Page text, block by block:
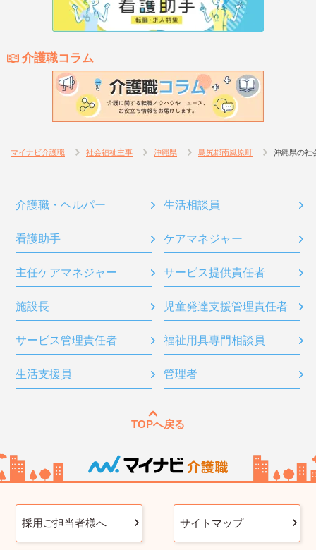
介護職コラム
マイナビ介護職 社会福祉主事 沖縄県 島尻郡南風原町 沖縄県の社
介護職・ヘルパー 生活相談員
看護助手 ケアマネジャー
主任ケアマネジャー サービス提供責任者
施設長 児童発達支援管理責任者
サービス管理責任者 福祉用具専門相談員
生活支援員 管理者
TOPへ戻る
採用ご担当者様へ サイトマップ